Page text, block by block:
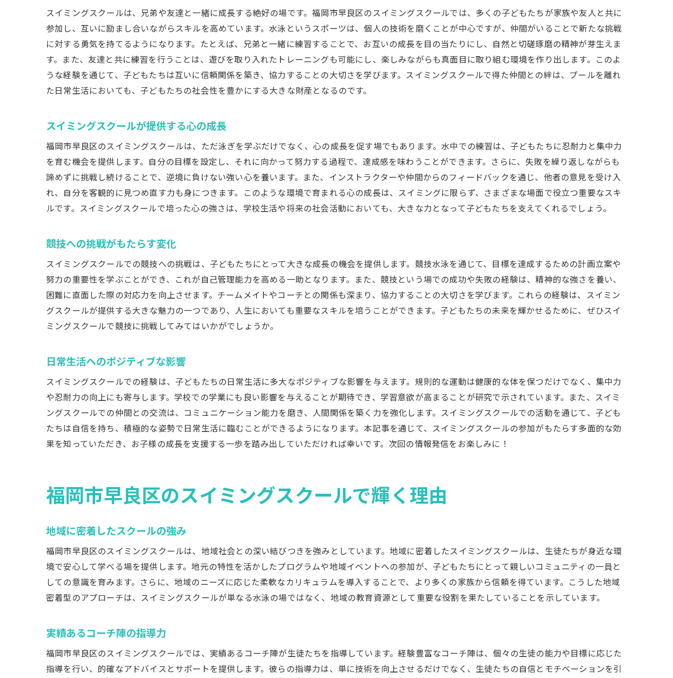
小さな達成感が自信に繋がる
挑戦することで得られる成功体験
失敗から学び成長する力
コーチのサポートで安心感を提供
仲間との競争が育む自己肯定感
成功体験を日常に活かす方法
親の口コミを活かした選び方
施設見学で確認すべき項目
指導陣の質を見極める方法
お子様に合ったプログラムを探す
他のスポーツへの応用力
コミュニケーション能力の向上
異年齢交流から学ぶ社会性
自己管理能力の育成
温かい人間関係の築き方
地域密着型の運営方針
長年の歴史が証明する信頼
スクールと地域の共生の形
地元イベントでの積極的役割
スイミングスクールは、兄弟や友達と一緒に成長する絶好の場です。福岡市早良区のスイミングスクールでは、多くの子どもたちが家族や友人と共に
参加し、互いに励まし合いながらスキルを高めています。水泳というスポーツは、個人の技術を磨くことが中心ですが、仲間がいることで新たな挑戦
に対する勇気を持てるようになります。たとえば、兄弟と一緒に練習することで、お互いの成長を目の当たりにし、自然と切磋琢磨の精神が芽生えま
す。また、友達と共に練習を行うことは、遊びを取り入れたトレーニングも可能にし、楽しみながらも真面目に取り組む環境を作り出します。このよ
うな経験を通じて、子どもたちは互いに信頼関係を築き、協力することの大切さを学びます。スイミングスクールで得た仲間との絆は、プールを離れ
た日常生活においても、子どもたちの社会性を豊かにする大きな財産となるのです。
スイミングスクールが提供する心の成長
福岡市早良区のスイミングスクールは、ただ泳ぎを学ぶだけでなく、心の成長を促す場でもあります。水中での練習は、子どもたちに忍耐力と集中力
を育む機会を提供します。自分の目標を設定し、それに向かって努力する過程で、達成感を味わうことができます。さらに、失敗を繰り返しながらも
諦めずに挑戦し続けることで、逆境に負けない強い心を養います。また、インストラクターや仲間からのフィードバックを通じ、他者の意見を受け入
れ、自分を客観的に見つめ直す力も身につきます。このような環境で育まれる心の成長は、スイミングに限らず、さまざまな場面で役立つ重要なスキ
ルです。スイミングスクールで培った心の強さは、学校生活や将来の社会活動においても、大きな力となって子どもたちを支えてくれるでしょう。
競技への挑戦がもたらす変化
スイミングスクールでの競技への挑戦は、子どもたちにとって大きな成長の機会を提供します。競技水泳を通じて、目標を達成するための計画立案や
努力の重要性を学ぶことができ、これが自己管理能力を高める一助となります。また、競技という場での成功や失敗の経験は、精神的な強さを養い、
困難に直面した際の対応力を向上させます。チームメイトやコーチとの関係も深まり、協力することの大切さを学びます。これらの経験は、スイミン
グスクールが提供する大きな魅力の一つであり、人生においても重要なスキルを培うことができます。子どもたちの未来を輝かせるために、ぜひスイ
ミングスクールで競技に挑戦してみてはいかがでしょうか。
日常生活へのポジティブな影響
スイミングスクールでの経験は、子どもたちの日常生活に多大なポジティブな影響を与えます。規則的な運動は健康的な体を保つだけでなく、集中力
や忍耐力の向上にも寄与します。学校での学業にも良い影響を与えることが期待でき、学習意欲が高まることが研究で示されています。また、スイミ
ングスクールでの仲間との交流は、コミュニケーション能力を磨き、人間関係を築く力を強化します。スイミングスクールでの活動を通じて、子ども
たちは自信を持ち、積極的な姿勢で日常生活に臨むことができるようになります。本記事を通じて、スイミングスクールの参加がもたらす多面的な効
果を知っていただき、お子様の成長を支援する一歩を踏み出していただければ幸いです。次回の情報発信をお楽しみに！
福岡市早良区のスイミングスクールで輝く理由
地域に密着したスクールの強み
福岡市早良区のスイミングスクールは、地域社会との深い結びつきを強みとしています。地域に密着したスイミングスクールは、生徒たちが身近な環
境で安心して学べる場を提供します。地元の特性を活かしたプログラムや地域イベントへの参加が、子どもたちにとって親しいコミュニティの一員と
しての意識を育みます。さらに、地域のニーズに応じた柔軟なカリキュラムを導入することで、より多くの家族から信頼を得ています。こうした地域
密着型のアプローチは、スイミングスクールが単なる水泳の場ではなく、地域の教育資源として重要な役割を果たしていることを示しています。
実績あるコーチ陣の指導力
福岡市早良区のスイミングスクールでは、実績あるコーチ陣が生徒たちを指導しています。経験豊富なコーチ陣は、個々の生徒の能力や目標に応じた
指導を行い、的確なアドバイスとサポートを提供します。彼らの指導力は、単に技術を向上させるだけでなく、生徒たちの自信とモチベーションを引